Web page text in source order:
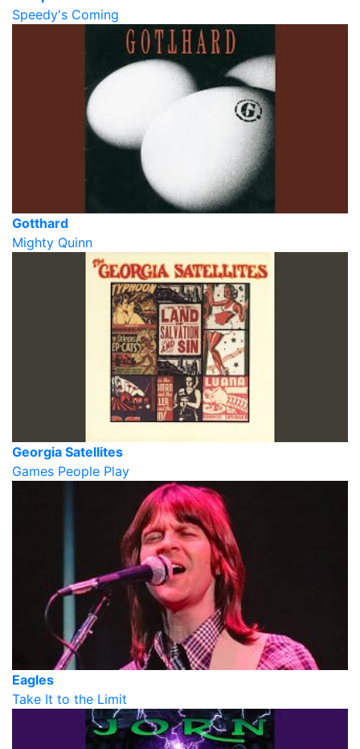
Speedy's Coming
Gotthard
Mighty Quinn
Georgia Satellites
Games People Play
Eagles
Take It to the Limit